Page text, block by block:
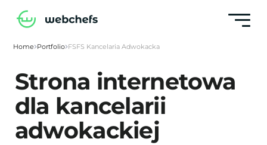
Home Portfolio FSFS Kancelaria Adwokacka
Strona internetowa
dla kancelarii
adwokackiej